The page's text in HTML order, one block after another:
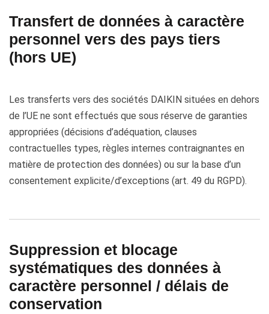
Transfert de données à caractère
personnel vers des pays tiers
(hors UE)
Les transferts vers des sociétés DAIKIN situées en dehors
de l’UE ne sont effectués que sous réserve de garanties
appropriées (décisions d’adéquation, clauses
contractuelles types, règles internes contraignantes en
matière de protection des données) ou sur la base d’un
consentement explicite/d’exceptions (art. 49 du RGPD).
Suppression et blocage
systématiques des données à
caractère personnel / délais de
conservation